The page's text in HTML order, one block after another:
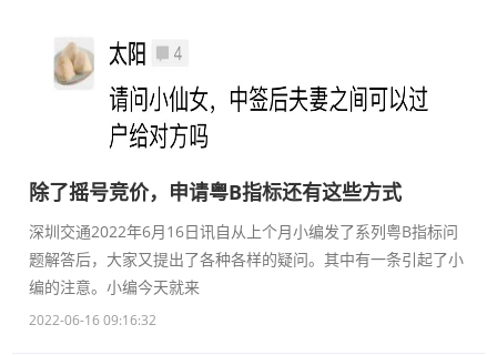
除了摇号竞价，申请粤B指标还有这些方式
深圳交通2022年6月16日讯自从上个月小编发了系列粤B指标问
题解答后，大家又提出了各种各样的疑问。其中有一条引起了小
编的注意。小编今天就来
2022-06-16 09:16:32